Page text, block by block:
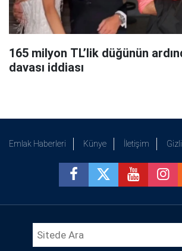
165 milyon TL’lik düğünün
davası iddiası
Emlak Haberleri Künye İletişim